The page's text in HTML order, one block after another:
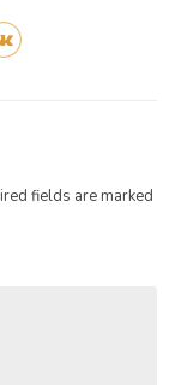
fields are marked